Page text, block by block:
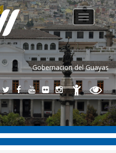
Gobernacion del Guayas
Toggle
navigation